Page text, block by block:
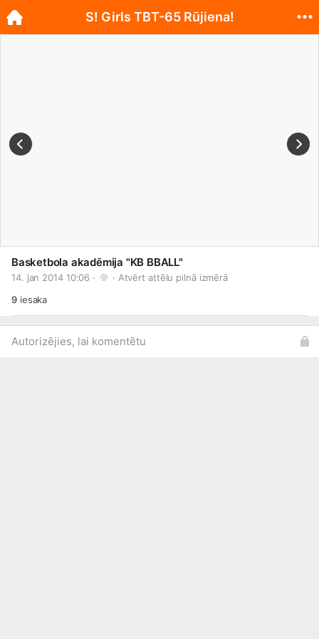
Basketbola akadēmija "KB BBALL"
14. jan 2014 10:06 · · Atvērt attēlu pilnā izmērā
9iesaka
Autorizējies, lai komentētu
S! Girls TBT-65 Rūjiena!